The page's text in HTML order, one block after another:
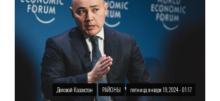
Деловой Казахстан РАЙОНЫ пятница, января 19, 2024 - 01:17